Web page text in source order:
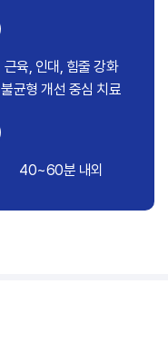
근육, 인대, 힘줄 강화
불균형 개선 중심 치료
40~60분 내외